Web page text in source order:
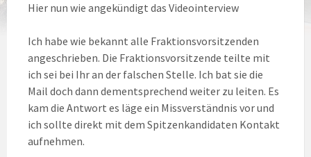
Hier nun wie angekündigt das Videointerview
Ich habe wie bekannt alle Fraktionsvorsitzenden
angeschrieben. Die Fraktionsvorsitzende teilte mit
ich sei bei Ihr an der falschen Stelle. Ich bat sie die
Mail doch dann dementsprechend weiter zu leiten. Es
kam die Antwort es läge ein Missverständnis vor und
ich sollte direkt mit dem Spitzenkandidaten Kontakt
aufnehmen.